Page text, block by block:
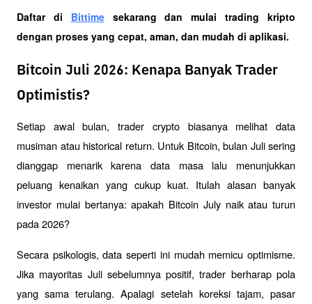
Daftar di Bittime sekarang dan mulai trading kripto
dengan proses yang cepat, aman, dan mudah di aplikasi.
Bitcoin Juli 2026: Kenapa Banyak Trader
Optimistis?
Setiap awal bulan, trader crypto biasanya melihat data
musiman atau historical return. Untuk Bitcoin, bulan Juli sering
dianggap menarik karena data masa lalu menunjukkan
peluang kenaikan yang cukup kuat. Itulah alasan banyak
investor mulai bertanya: apakah Bitcoin July naik atau turun
pada 2026?
Secara psikologis, data seperti ini mudah memicu optimisme.
Jika mayoritas Juli sebelumnya positif, trader berharap pola
yang sama terulang. Apalagi setelah koreksi tajam, pasar